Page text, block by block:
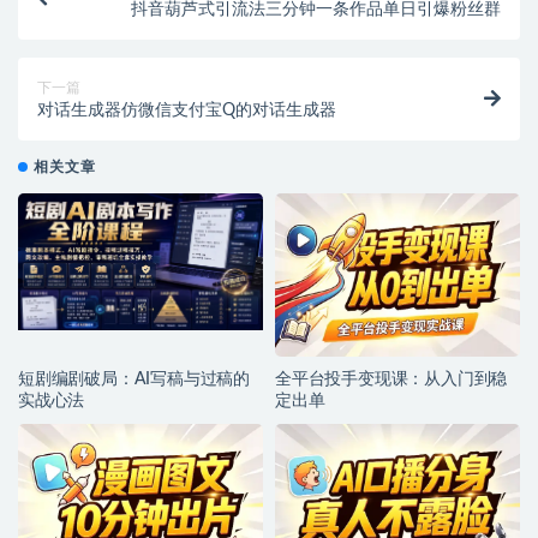
抖音葫芦式引流法三分钟一条作品单日引爆粉丝群
下一篇
对话生成器仿微信支付宝Q的对话生成器
相关文章
短剧编剧破局：AI写稿与过稿的
实战心法
全平台投手变现课：从入门到稳
定出单